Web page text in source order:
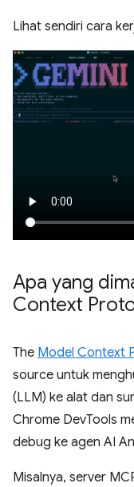
Lihat sendiri cara
Apa yang
Context
The Model Context
source untuk
(LLM) ke alat dan
Chrome DevTools
debug ke agen AI
Misalnya, server